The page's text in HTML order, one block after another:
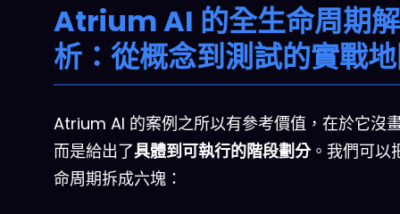
Atrium AI 的全生命周期解
析：從概念到測試的實戰
Atrium AI 的案例之所以有參考價值，在於它沒
而是給出了具體到可執行的階段劃分。我們可以
命周期拆成六塊：